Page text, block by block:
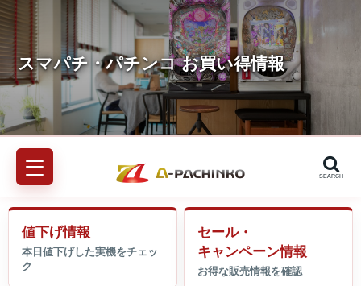
SEARCH
値下げ情報
セール・
キャンペーン情報